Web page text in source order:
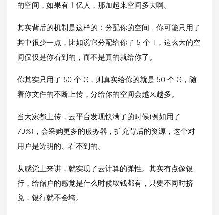
的空间，如果有 1 亿人，那加起来空间多大啊。
其实背后的机制是这样的：分配你的空间，你可能只用了
其中很少一点，比如说它分配给你了 5 个 T，这么大的空
间仅仅是你看到的，而不是真的就给你了。
你其实只用了 50 个 G，则真实给你的就是 50 个 G，随
着你文件的不断上传，分给你的空间会越来越多。
当大家都上传，云平台发现快满了的时候(例如用了
70%)，会采购更多的服务器，扩充背后的资源，这个对
用户是透明的、看不到的。
从感觉上来讲，就实现了云计算的弹性。其实有点像银
行，给储户的感觉是什么时候取钱都有，只要不同时挤
兑，银行就不会垮。